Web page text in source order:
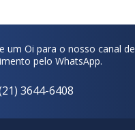
um Oi para o nosso canal de
pelo WhatsApp.
3644-6408